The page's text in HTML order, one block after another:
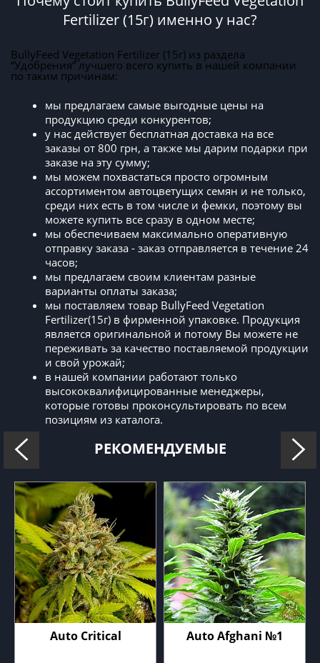
Fertilizer (15г) именно у нас?
BullyFeed Vegetation Fertilizer (15г) из раздела
“Удобрения” лучшего всего купить в нашей компании
по таким причинам:
мы предлагаем самые выгодные цены на
продукцию среди конкурентов;
у нас действует бесплатная доставка на все
заказы от 800 грн, а также мы дарим подарки при
заказе на эту сумму;
мы можем похвастаться просто огромным
ассортиментом автоцветущих семян и не только,
среди них есть в том числе и фемки, поэтому вы
можете купить все сразу в одном месте;
мы обеспечиваем максимально оперативную
отправку заказа - заказ отправляется в течение 24
часов;
мы предлагаем своим клиентам разные
варианты оплаты заказа;
мы поставляем товар BullyFeed Vegetation
Fertilizer(15г) в фирменной упаковке. Продукция
является оригинальной и потому Вы можете не
переживать за качество поставляемой продукции
и свой урожай;
в нашей компании работают только
высококвалифицированные менеджеры,
которые готовы проконсультировать по всем
позициям из каталога.
РЕКОМЕНДУЕМЫЕ
Auto Critical Auto Afghani №1